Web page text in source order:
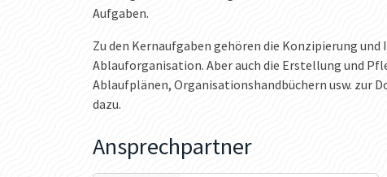
Aufgaben.
Zu den Kernaufgaben gehören die Konzipierung
Ablauforganisation. Aber auch die Erstellung und
Ablaufplänen, Organisationshandbüchern usw. zur
dazu.
Ansprechpartner